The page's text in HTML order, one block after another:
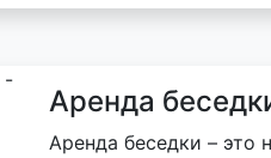
Аренда
Аренда беседки – это